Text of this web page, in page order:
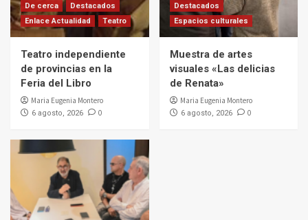
De cerca
Destacados
Enlace Actualidad
Teatro
Teatro independiente
de provincias en la
Feria del Libro
Maria Eugenia Montero
6 agosto, 2026 0
Destacados
Espacios culturales
Muestra de artes
visuales «Las delicias
de Renata»
Maria Eugenia Montero
6 agosto, 2026 0